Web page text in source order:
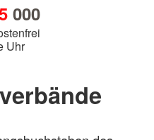
000
Uhr